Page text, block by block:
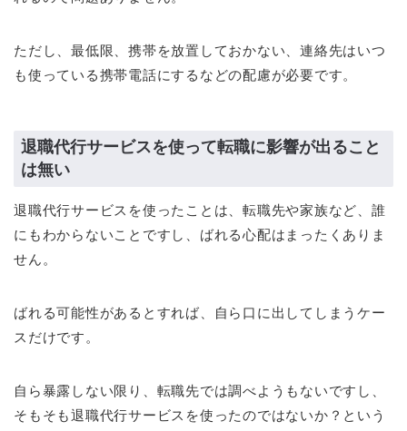
ただし、最低限、携帯を放置しておかない、連絡先はいつ
も使っている携帯電話にするなどの配慮が必要です。
退職代行サービスを使って転職に影響が出ること
は無い
退職代行サービスを使ったことは、転職先や家族など、誰
にもわからないことですし、ばれる心配はまったくありま
せん。
ばれる可能性があるとすれば、自ら口に出してしまうケー
スだけです。
自ら暴露しない限り、転職先では調べようもないですし、
そもそも退職代行サービスを使ったのではないか？という